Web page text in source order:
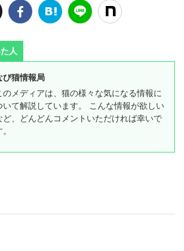
人
び猫情報局
のメディアは、猫の様々な気になる情報に
いて解説しています。 こんな情報が欲しい
ど、どんどんコメントいただければ幸いで